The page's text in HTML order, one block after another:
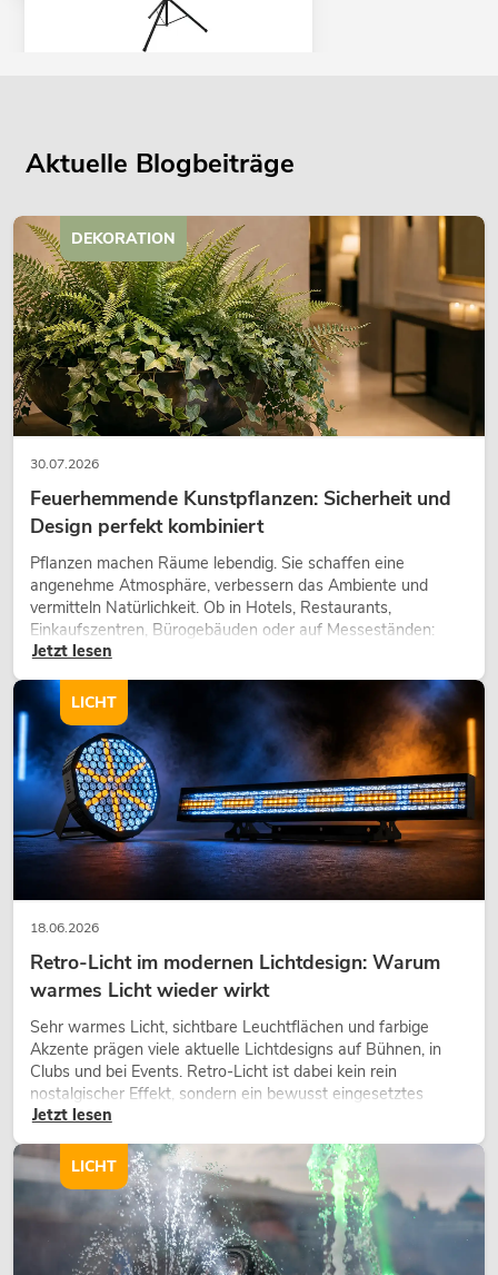
Bestand reicht ca. 12 Wo.
399,00€
EUROLITE Set LED KLS Laser Bar FX +
Boxenhochständer heavy, Alu sw
No. 20000288Artikel nicht mehr verfügbar
EUROLITE Set LED KLS Laser Bar FX-
Lichtset + M-4 Boxenhochständer
€
-16%
Aktuelle Blogbeiträge
30.07.2026
Feuerhemmende Kunstpflanzen: Sicherheit und
Design perfekt kombiniert
Pflanzen machen Räume lebendig. Sie schaffen eine
angenehme Atmosphäre, verbessern das Ambiente und
vermitteln Natürlichkeit. Ob in Hotels, Restaurants,
Einkaufszentren, Bürogebäuden oder auf Messeständen:
eine hochwertige Begrünung gehört heute längst zum
Jetzt lesen
DEKORATION
18.06.2026
Retro-Licht im modernen Lichtdesign: Warum
warmes Licht wieder wirkt
Sehr warmes Licht, sichtbare Leuchtflächen und farbige
Akzente prägen viele aktuelle Lichtdesigns auf Bühnen, in
Clubs und bei Events. Retro-Licht ist dabei kein rein
nostalgischer Effekt, sondern ein bewusst eingesetztes
Gestaltungsmittel: Es schafft Atmosphäre, gibt Szenen
wirken lassen.
Jetzt lesen
LICHT
LICHT